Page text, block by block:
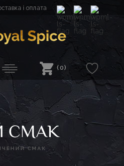
і оплата
(0)
СМАК
СМАК